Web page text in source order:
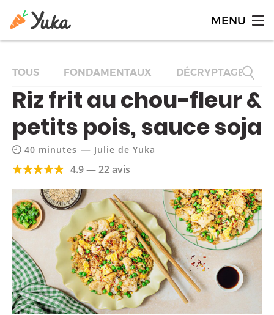
TOUS FONDAMENTAUX DÉCRYPTAGES
Riz frit au chou-fleur &
petits pois, sauce soja
40 minutes — Julie de Yuka
4.9 — 22 avis